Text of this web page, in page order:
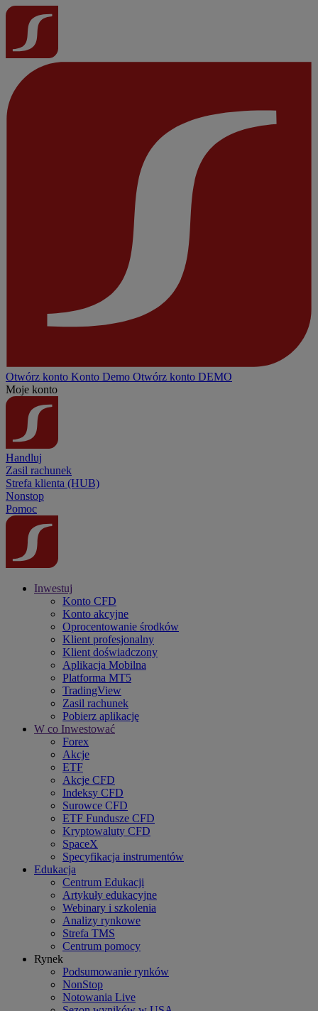
Otwórz konto Konto Demo Otwórz konto DEMO
Moje konto
Handluj
Zasil rachunek
Strefa klienta (HUB)
Nonstop
Pomoc
Inwestuj
Konto CFD
Konto akcyjne
Oprocentowanie środków
Klient profesjonalny
Klient doświadczony
Aplikacja Mobilna
Platforma MT5
TradingView
Zasil rachunek
Pobierz aplikację
W co Inwestować
Forex
Akcje
ETF
Akcje CFD
Indeksy CFD
Surowce CFD
ETF Fundusze CFD
Kryptowaluty CFD
SpaceX
Specyfikacja instrumentów
Edukacja
Centrum Edukacji
Artykuły edukacyjne
Webinary i szkolenia
Analizy rynkowe
Strefa TMS
Centrum pomocy
Rynek
Podsumowanie rynków
NonStop
Notowania Live